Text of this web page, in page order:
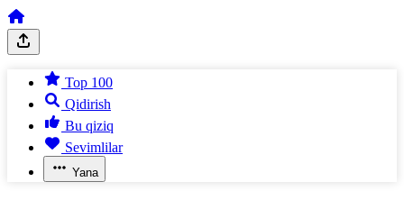
Top 100
Qidirish
Bu qiziq
Sevimlilar
Yana